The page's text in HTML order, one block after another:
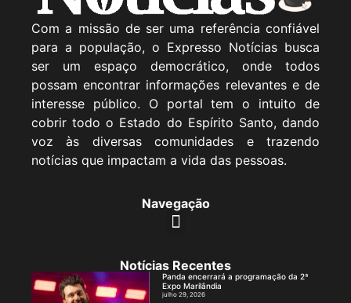
Com a missão de ser uma referência confiável
para a população, o Expresso Notícias busca
ser um espaço democrático, onde todos
possam encontrar informações relevantes e de
interesse público. O portal tem o intuito de
cobrir todo o Estado do Espírito Santo, dando
voz às diversas comunidades e trazendo
notícias que impactam a vida das pessoas.
Navegação
Notícias Recentes
Panda encerrará a programação da 2ª
Expo Marilândia
julho 29, 2026